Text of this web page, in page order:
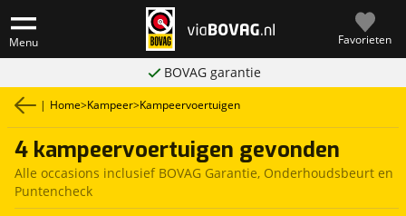
Menu Favorieten
BOVAG garantie
| Home>Kampeer>Kampeervoertuigen
4 kampeervoertuigen gevonden
Alle occasions inclusief BOVAG Garantie, Onderhoudsbeurt en
Puntencheck